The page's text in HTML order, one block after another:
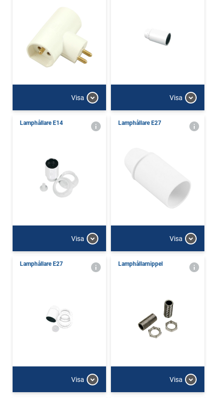
Visa Visa
Lamphållare E14
Visa
Lamphållare E27
Visa
Lamphållare E27
Visa
Lamphållarnippel
Visa